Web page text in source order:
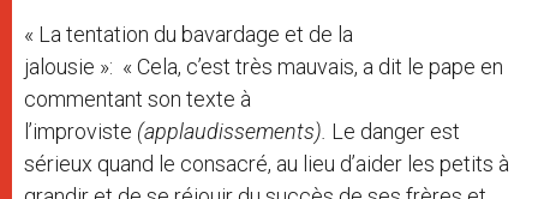
« La tentation du bavardage et de la
jalousie »: « Cela, c’est très mauvais, a dit le pape en
commentant son texte à
l’improviste (applaudissements). Le danger est
sérieux quand le consacré, au lieu d’aider les petits à